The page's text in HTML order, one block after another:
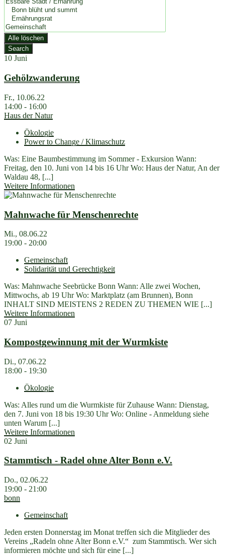
Alle löschen
Search
10 Juni
Gehölzwanderung
Fr., 10.06.22
14:00 - 16:00
Haus der Natur
Ökologie
Power to Change / Klimaschutz
Was: Eine Baumbestimmung im Sommer - Exkursion Wann:
Freitag, den 10. Juni von 14 bis 16 Uhr Wo: Haus der Natur, An der
Waldau 48, [...]
Weitere Informationen
Mahnwache für Menschenrechte
Mi., 08.06.22
19:00 - 20:00
Gemeinschaft
Solidarität und Gerechtigkeit
Was: Mahnwache Seebrücke Bonn Wann: Alle zwei Wochen,
Mittwochs, ab 19 Uhr Wo: Marktplatz (am Brunnen), Bonn
INHALT SIND MEISTENS 2 REDEN ZU THEMEN WIE [...]
Weitere Informationen
07 Juni
Kompostgewinnung mit der Wurmkiste
Di., 07.06.22
18:00 - 19:30
Ökologie
Was: Alles rund um die Wurmkiste für Zuhause Wann: Dienstag,
den 7. Juni von 18 bis 19:30 Uhr Wo: Online - Anmeldung siehe
unten Warum [...]
Weitere Informationen
02 Juni
Stammtisch - Radel ohne Alter Bonn e.V.
Do., 02.06.22
19:00 - 21:00
bonn
Gemeinschaft
Jeden ersten Donnerstag im Monat treffen sich die Mitglieder des
Vereins „Radeln ohne Alter Bonn e.V.“ zum Stammtisch. Wer sich
informieren möchte und sich für eine [...]